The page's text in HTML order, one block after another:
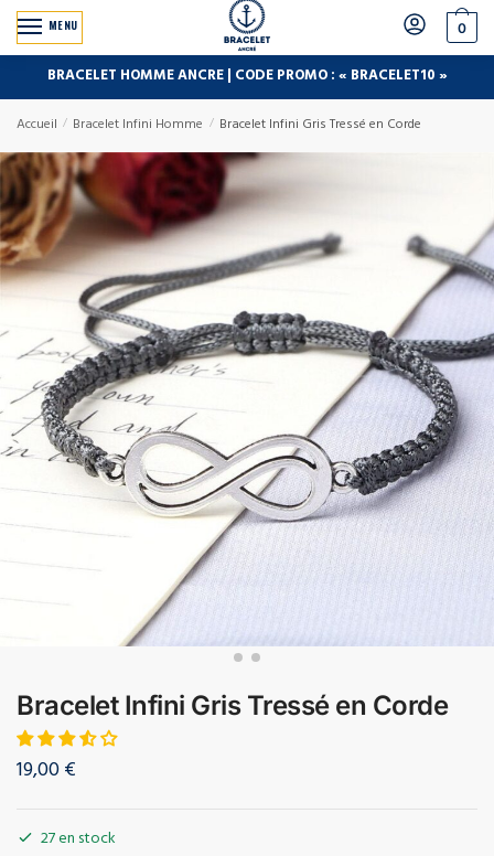
MENU 0
BRACELET HOMME ANCRE | CODE PROMO : « BRACELET10 »
Accueil / Bracelet Infini Homme / Bracelet Infini Gris Tressé en Corde
Bracelet Infini Gris Tressé en Corde
19,00€
27 en stock